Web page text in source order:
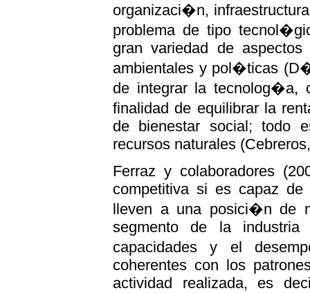
organizaci�n,
problema de tipo
gran variedad de
ambientales y pol�ticas
de integrar la tecnolog�a,
finalidad de equilibrar la
de bienestar social; todo
recursos naturales
Ferraz y colaboradores
competitiva si es capaz
lleven a una posici�n de
segmento de la industria
capacidades y el
coherentes con los
actividad realizada, es